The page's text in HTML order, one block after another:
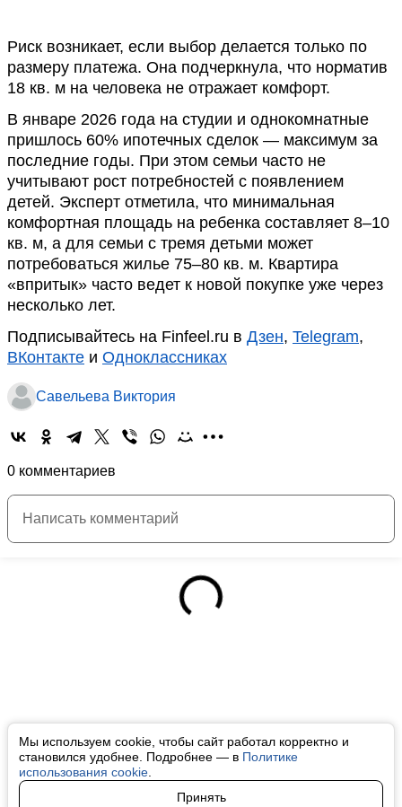
Мы используем cookie, чтобы сайт работал корректно и
становился удобнее. Подробнее — в Политике
использования cookie
Принять
Риск возникает, если выбор делается только по
размеру платежа. Она подчеркнула, что норматив
18 кв. м на человека не отражает комфорт.
В январе 2026 года на студии и однокомнатные
пришлось 60% ипотечных сделок — максимум за
последние годы. При этом семьи часто не
учитывают рост потребностей с появлением
детей. Эксперт отметила, что минимальная
комфортная площадь на ребенка составляет 8–10
кв. м, а для семьи с тремя детьми может
потребоваться жилье 75–80 кв. м. Квартира
«впритык» часто ведет к новой покупке уже через
несколько лет.
Подписывайтесь на Finfeel.ru в Дзен, Telegram,
ВКонтакте и Одноклассниках
Савельева Виктория
0 комментариев